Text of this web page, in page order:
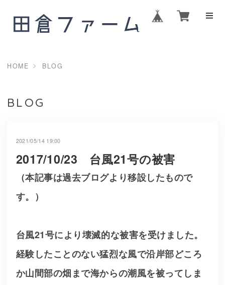
HOME BLOG
BLOG
2017/10/23 台風21号の被害
2021/05/14 19:00
（本記事は過去ブログより移設したもので
す。）
台風21号により壊滅的な被害を受けました。
経験したことのない猛烈な風で沿岸部どころ
か山間部の畑まで海からの潮風を被ってしま